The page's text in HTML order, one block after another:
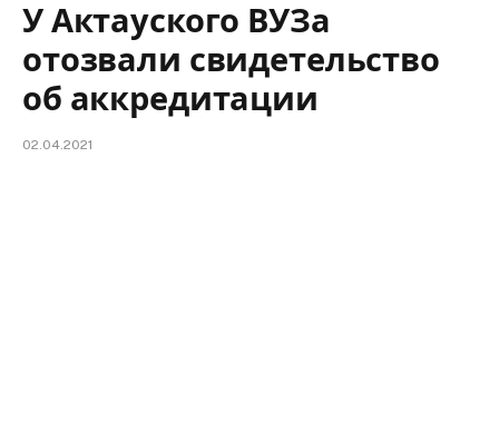
У Актауского ВУЗа
отозвали свидетельство
об аккредитации
02.04.2021